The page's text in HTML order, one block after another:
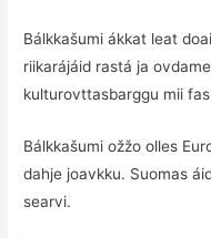
Bálkkašumi ákkat leat
riikarájáid rastá ja
kulturovttasbarggu mii
Bálkkašumi ožžo olles
dahje joavkku. Suomas
searvi.